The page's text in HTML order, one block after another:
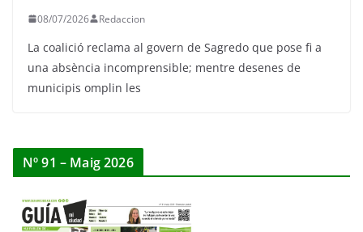
08/07/2026 Redaccion
La coalició reclama al govern de Sagredo que pose fi a
una absència incomprensible; mentre desenes de
municipis omplin les
Nº 91 – Maig 2026